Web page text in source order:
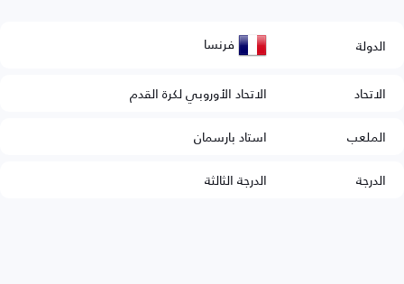
الدولة فرنسا
الاتحاد
الاتحاد الأوروبي لكرة القدم
الملعب
استاد بارسمان
الدرجة
الدرجة الثالثة